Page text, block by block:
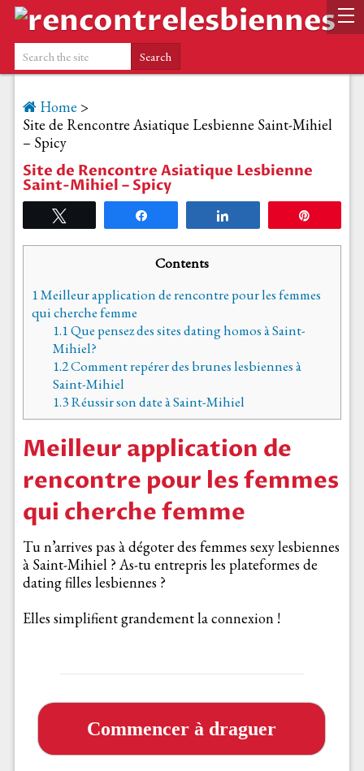
Home >
Site de Rencontre Asiatique Lesbienne Saint-Mihiel
– Spicy
Site de Rencontre Asiatique Lesbienne
Saint-Mihiel – Spicy
Contents
1Meilleur application de rencontre pour les femmes
qui cherche femme
1.1Que pensez des sites dating homos à Saint-
Mihiel?
1.2Comment repérer des brunes lesbiennes à
Saint-Mihiel
1.3Réussir son date à Saint-Mihiel
Meilleur application de
rencontre pour les femmes
qui cherche femme
Tu n’arrives pas à dégoter des femmes sexy lesbiennes
à Saint-Mihiel ? As-tu entrepris les plateformes de
dating filles lesbiennes ?
Elles simplifient grandement la connexion !
Commencer à draguer